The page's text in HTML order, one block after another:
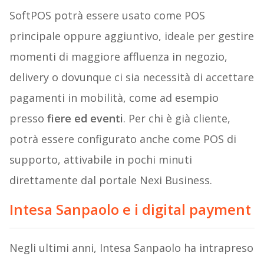
SoftPOS potrà essere usato come POS
principale oppure aggiuntivo, ideale per gestire
momenti di maggiore affluenza in negozio,
delivery o dovunque ci sia necessità di accettare
pagamenti in mobilità, come ad esempio
presso fiere ed eventi. Per chi è già cliente,
potrà essere configurato anche come POS di
supporto, attivabile in pochi minuti
direttamente dal portale Nexi Business.
Intesa Sanpaolo e i digital payment
Negli ultimi anni, Intesa Sanpaolo ha intrapreso